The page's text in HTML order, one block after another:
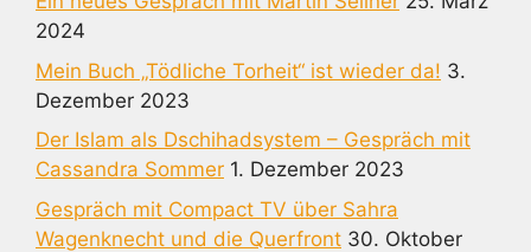
2024
Mein Buch „Tödliche Torheit“ ist wieder da! 3.
Dezember 2023
Der Islam als Dschihadsystem – Gespräch mit
Cassandra Sommer 1. Dezember 2023
Gespräch mit Compact TV über Sahra
Wagenknecht und die Querfront 30. Oktober